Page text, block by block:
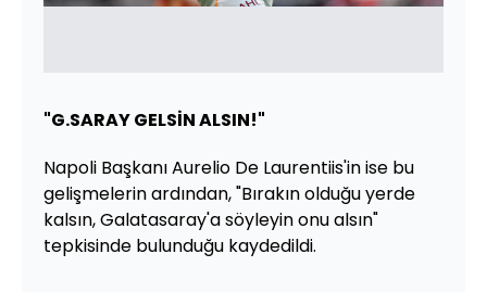
"G.SARAY GELSİN ALSIN!"
Napoli Başkanı Aurelio De Laurentiis'in ise bu
gelişmelerin ardından, "Bırakın olduğu yerde
kalsın, Galatasaray'a söyleyin onu alsın"
tepkisinde bulunduğu kaydedildi.